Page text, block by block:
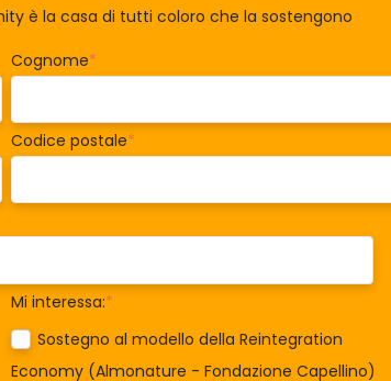
è la casa di tutti coloro che la sostengono
Cognome*
Codice postale*
Mi interessa:*
Sostegno al modello della Reintegration
Economy (Almonature - Fondazione Capellino)